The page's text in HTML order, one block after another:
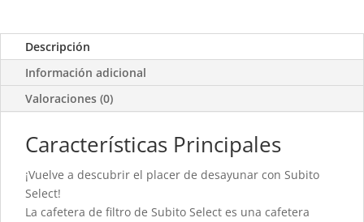
Descripción
Información adicional
Valoraciones (0)
Características Principales
¡Vuelve a descubrir el placer de desayunar con Subito
Select!
La cafetera de filtro de Subito Select es una cafetera